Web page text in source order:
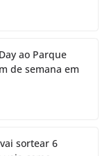
ao Parque
de semana em
sortear 6